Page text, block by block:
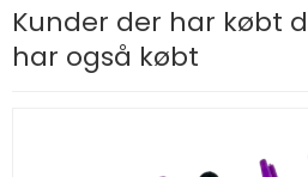
Kunder der har købt
har også købt